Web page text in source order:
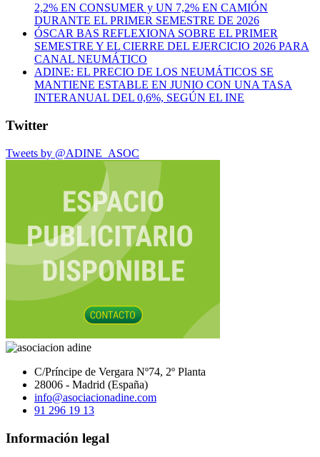
2,2% EN CONSUMER y UN 7,2% EN CAMIÓN
DURANTE EL PRIMER SEMESTRE DE 2026
ÓSCAR BAS REFLEXIONA SOBRE EL PRIMER
SEMESTRE Y EL CIERRE DEL EJERCICIO 2026 PARA
CANAL NEUMÁTICO
ADINE: EL PRECIO DE LOS NEUMÁTICOS SE
MANTIENE ESTABLE EN JUNIO CON UNA TASA
INTERANUAL DEL 0,6%, SEGÚN EL INE
Twitter
Tweets by @ADINE_ASOC
C/Príncipe de Vergara Nº74, 2º Planta
28006 - Madrid (España)
info@asociacionadine.com
91 296 19 13
Información legal